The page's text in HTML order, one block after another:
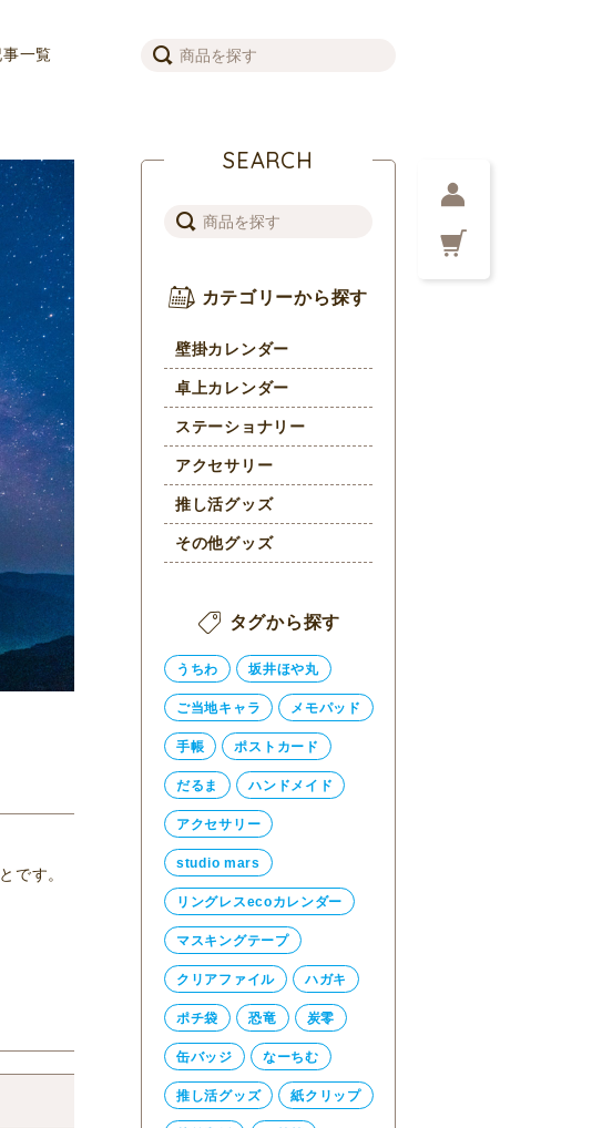
事一覧
です。
SEARCH
カテゴリーから探す
壁掛カレンダー
卓上カレンダー
ステーショナリー
アクセサリー
推し活グッズ
その他グッズ
タグから探す
うちわ 坂井ほや丸
ご当地キャラ メモパッド
手帳 ポストカード
だるま ハンドメイド
アクセサリー
studio mars
リングレスecoカレンダー
マスキングテープ
クリアファイル ハガキ
ポチ袋 恐竜 炭零
缶バッジ なーちむ
推し活グッズ 紙クリップ